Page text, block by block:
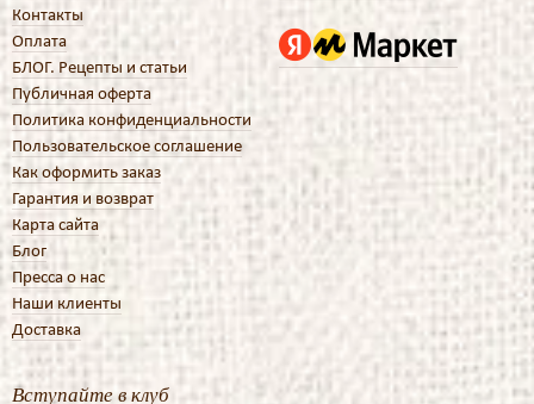
Контакты
Оплата
БЛОГ. Рецепты и статьи
Публичная оферта
Политика конфиденциальности
Пользовательское соглашение
Как оформить заказ
Гарантия и возврат
Карта сайта
Блог
Пресса о нас
Наши клиенты
Доставка
Вступайте в клуб